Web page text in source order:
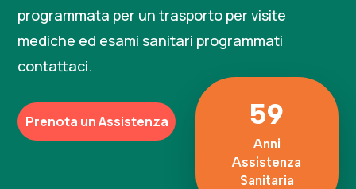
programmata per un trasporto per visite
mediche ed esami sanitari programmati
contattaci.
Prenota un Assistenza 59
Anni
Assistenza
Sanitaria